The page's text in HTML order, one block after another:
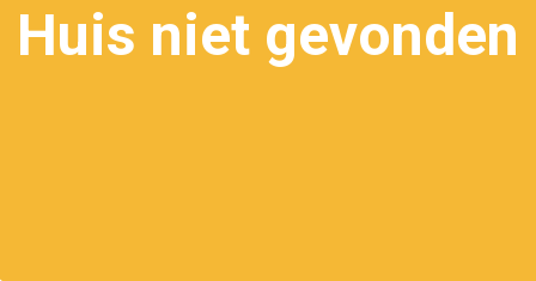
Huis niet gevonden